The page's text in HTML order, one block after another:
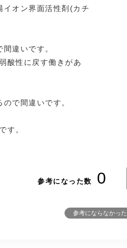
オン界面活性剤(カチ
違いです。
酸性に戻す働きがあ
で間違いです。
す。
参考になった数 0
参考にならなかった